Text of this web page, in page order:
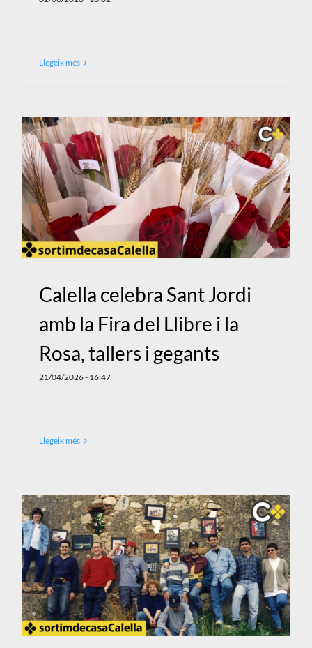
Llegeix més
Calella celebra Sant Jordi
amb la Fira del Llibre i la
Rosa, tallers i gegants
21/04/2026 - 16:47
Llegeix més